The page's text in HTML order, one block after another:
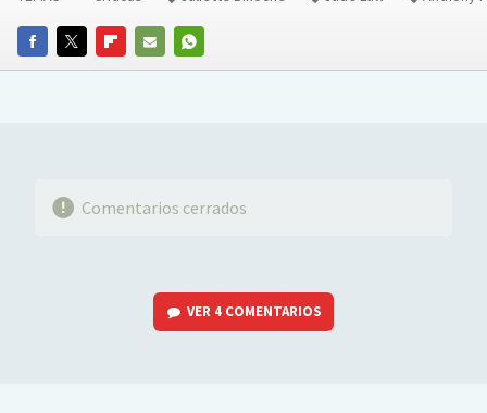
FACEBOOKTWITTERFLIPBOARD
E-
WHATSAPP
Comentarios cerrados
VER 4 COMENTARIOS